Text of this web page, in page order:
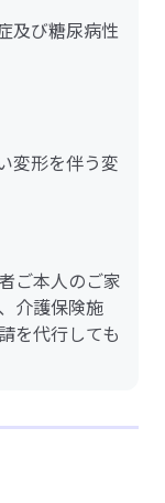
及び糖尿病性
変形を伴う変
ご本人のご家
介護保険施
を代行しても